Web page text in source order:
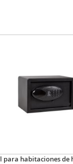
habitaciones de